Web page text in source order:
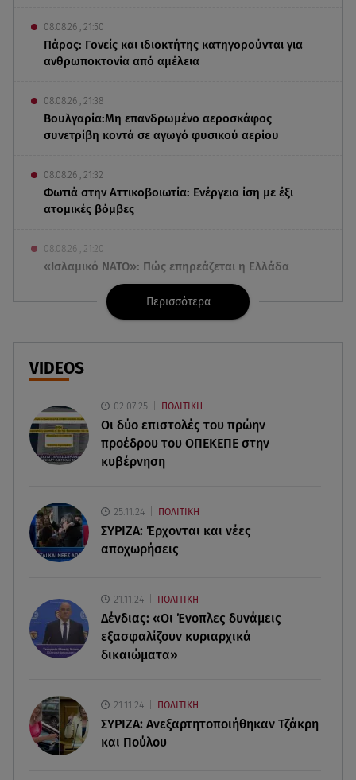
08.08.26 , 21:50
Πάρος: Γονείς και ιδιοκτήτης κατηγορούνται για
ανθρωποκτονία από αμέλεια
08.08.26 , 21:38
Βουλγαρία:Μη επανδρωμένο αεροσκάφος
συνετρίβη κοντά σε αγωγό φυσικού αερίου
08.08.26 , 21:32
Φωτιά στην Αττικοβοιωτία: Ενέργεια ίση με έξι
ατομικές βόμβες
08.08.26 , 21:20
«Ισλαμικό ΝΑΤΟ»: Πώς επηρεάζεται η Ελλάδα
από τη νέα συμμαχία
Τραγωδία στην Πάρο: Νεκρό 4χρονο παιδί σε
BYD: Στην 91η θέση της λίστας Fortune Global
500 για το 2026
για τα 33α γενέθλιά της
08.08.26 , 17:44
Νεκρή μεγαλόσωμη αρκούδα στην Καστοριά,
08.08.26 , 17:32
Τζο Μπάιντεν: Ο καρκίνος έχει εξαπλωθεί - Η
ανακοίνωση του γιου του
Ανδρομάχη: «Είσαι το φως στη ζωή μου» – Η νέα
ανάρτηση με τον γιο της
Περισσότερα
VIDEOS
02.07.25 ΠΟΛΙΤΙΚΗ
Οι δύο επιστολές του πρώην
προέδρου του ΟΠΕΚΕΠE στην
κυβέρνηση
25.11.24 ΠΟΛΙΤΙΚΗ
ΣΥΡΙΖΑ: Έρχονται και νέες
αποχωρήσεις
21.11.24 ΠΟΛΙΤΙΚΗ
Δένδιας: «Οι Ένοπλες δυνάμεις
εξασφαλίζουν κυριαρχικά
δικαιώματα»
21.11.24 ΠΟΛΙΤΙΚΗ
ΣΥΡΙΖΑ: Ανεξαρτητοποιήθηκαν Τζάκρη
και Πούλου